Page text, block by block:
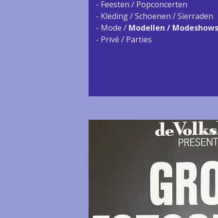
- Feesten / Popconcerten
- Kleding / Schoenen / Sierraden
- Mode / Modellen / Modeshows
- Privé / Parties